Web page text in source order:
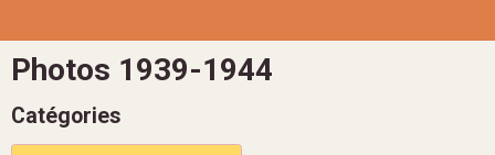
Photos 1939-1944
Catégories